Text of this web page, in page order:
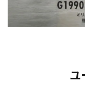
ユ